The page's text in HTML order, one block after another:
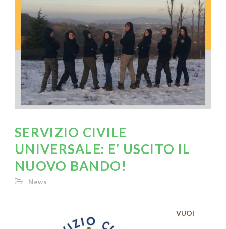
SERVIZIO CIVILE
UNIVERSALE: E’ USCITO IL
NUOVO BANDO!
News
VUOI